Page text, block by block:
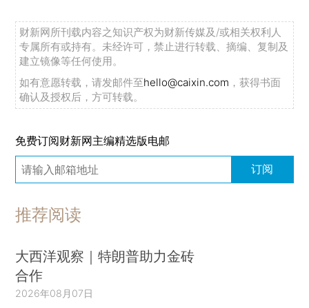
财新网所刊载内容之知识产权为财新传媒及/或相关权利人
专属所有或持有。未经许可，禁止进行转载、摘编、复制及
建立镜像等任何使用。
如有意愿转载，请发邮件至hello@caixin.com ，获得书面
确认及授权后，方可转载。
免费订阅财新网主编精选版电邮
订阅
推荐阅读
大西洋观察｜特朗普助力金砖
合作
2026年08月07日